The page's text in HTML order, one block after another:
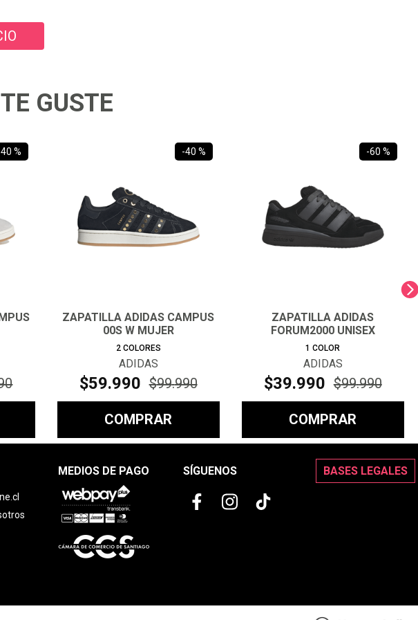
GUSTE
40 % -40 %
ZAPATILLA ADIDAS CAMPUS
00S W MUJER
2 COLORES
ADIDAS
$59.990 $99.990
COMPRAR
-60 %
ZAPATILLA ADIDAS
FORUM2000 UNISEX
1 COLOR
ADIDAS
$39.990 $99.990
COMPRAR
MEDIOS DE PAGO SÍGUENOS BASES LEGALES